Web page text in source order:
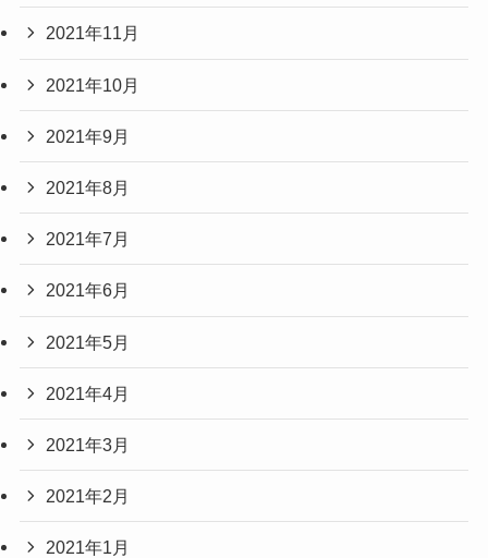
2021年11月
2021年10月
2021年9月
2021年8月
2021年7月
2021年6月
2021年5月
2021年4月
2021年3月
2021年2月
2021年1月